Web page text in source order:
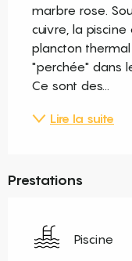
marbre rose.
cuivre, la
plancton
"perchée" dans
Ce sont des...
Lire la suite
Prestations
Piscine